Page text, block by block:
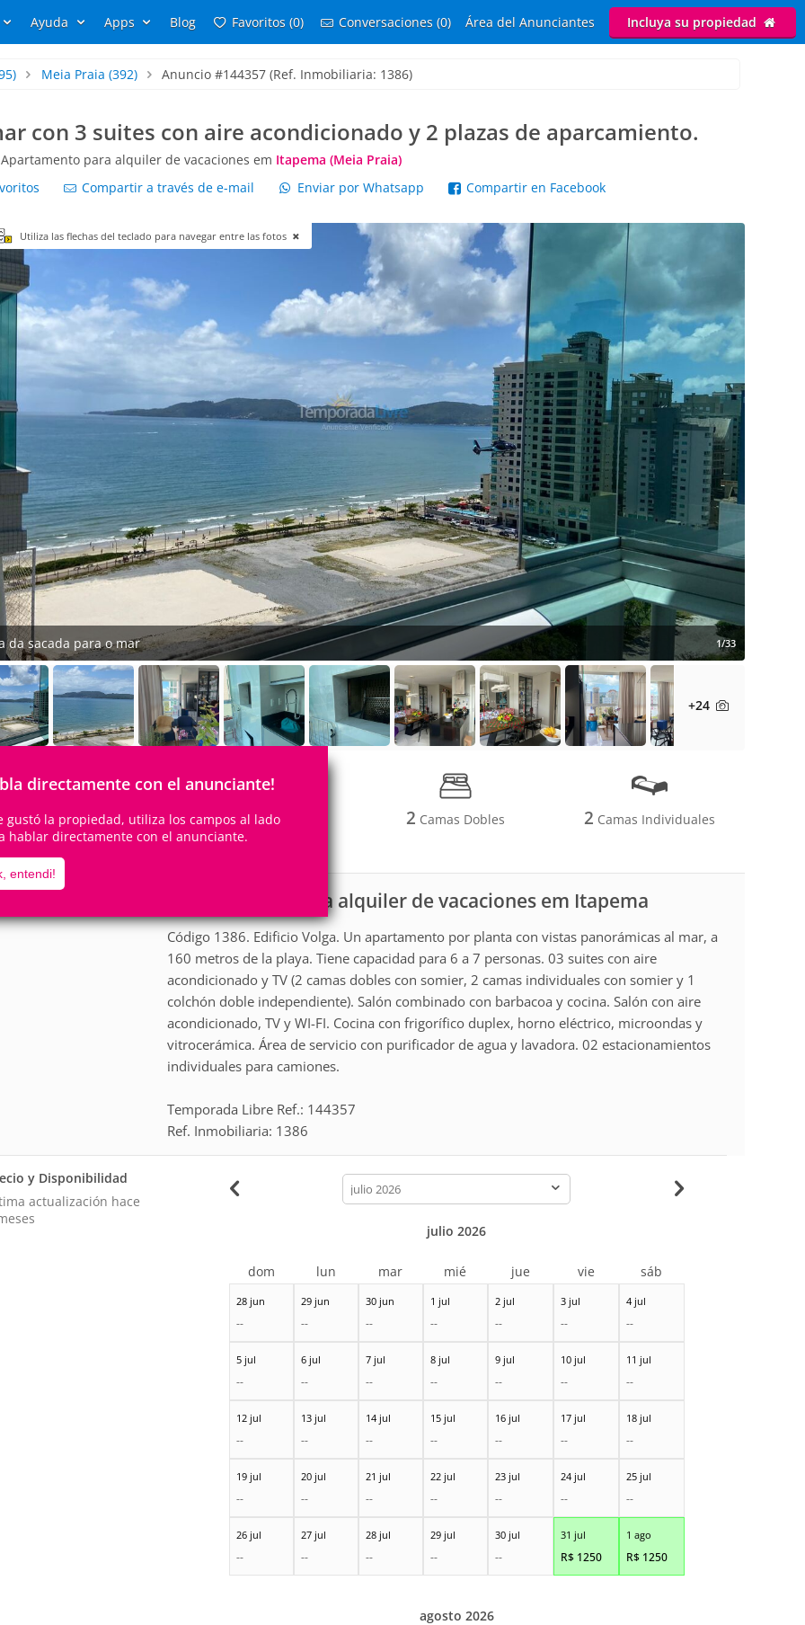
Ayuda Apps Blog Favoritos (0) Conversaciones (0) Área del Anunciantes Incluya su propiedad
Meia Praia (392) Anuncio #144357 (Ref. Inmobiliaria: 1386)
con 3 suites con aire acondicionado y 2 plazas de aparcamiento.
Apartamento para alquiler de vacaciones em Itapema (Meia Praia)
Compartir a través de e-mail Enviar por Whatsapp Compartir en Facebook
directamente con el anunciante!
gustó la propiedad, utiliza los campos al lado
hablar directamente con el anunciante.
entendi!
Utiliza las flechas del teclado para navegar entre las fotos
da sacada para o mar 1/33
+24
7 Personas 3Cuartos
3
2 Camas Dobles 2 Camas Individuales
Apartamento para alquiler de vacaciones em Itapema
Código 1386. Edificio Volga. Un apartamento por planta con vistas panorámicas al mar, a
160 metros de la playa. Tiene capacidad para 6 a 7 personas. 03 suites con aire
acondicionado y TV (2 camas dobles con somier, 2 camas individuales con somier y 1
colchón doble independiente). Salón combinado con barbacoa y cocina. Salón con aire
acondicionado, TV y WI-FI. Cocina con frigorífico duplex, horno eléctrico, microondas y
vitrocerámica. Área de servicio con purificador de agua y lavadora. 02 estacionamientos
individuales para camiones.
Temporada Libre Ref.: 144357
Ref. Inmobiliaria: 1386
y Disponibilidad
actualización hace
calendar-
month
28 jun
--
29 jun
--
30 jun
--
1 jul
--
2 jul
--
3 jul
--
4 jul
--
5 jul
--
6 jul
--
7 jul
--
8 jul
--
9 jul
--
10 jul
--
11 jul
--
12 jul
--
13 jul
--
14 jul
--
15 jul
--
16 jul
--
17 jul
--
18 jul
--
19 jul
--
20 jul
--
21 jul
--
22 jul
--
23 jul
--
24 jul
--
25 jul
--
26 jul
--
27 jul
--
28 jul
--
29 jul
--
30 jul
--
31 jul
R$ 1250
1 ago
R$ 1250
julio 2026
dom lun mar mié jue vie sáb
agosto 2026